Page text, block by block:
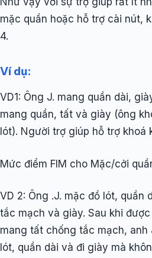
mặc quần hoặc hỗ trợ cài nút,
4.
Ví dụ:
VD1: Ông J. mang quần dài,
mang quần, tất và giày (ông
lót). Người trợ giúp hỗ trợ khoá
Mức điểm FIM cho Mặc/cởi
VD 2: Ông .J. mặc đồ lót, quần
tắc mạch và giày. Sau khi
mang tất chống tắc mạch, anh
lót, quần dài và đi giày mà